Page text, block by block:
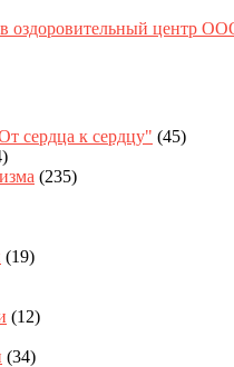
оздоровительный центр
сердца к сердцу" (45)
(235)
(19)
(12)
(34)